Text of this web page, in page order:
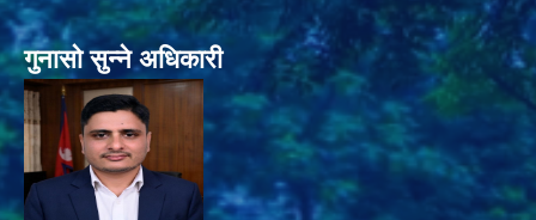
गुनासो सुन्ने अधिकारी